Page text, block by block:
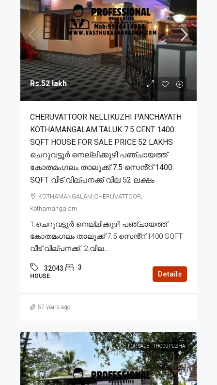
Rs.52 lakh
CHERUVATTOOR NELLIKUZHI PANCHAYATH
KOTHAMANGALAM TALUK 7.5 CENT 1400
SQFT HOUSE FOR SALE PRICE 52 LAKHS
ചെറുവട്ടൂർ നെല്ലിക്കുഴി പഞ്ചായത്ത്
കോതമംഗലം താലൂക്ക് 7.5 സെൻ്റ് 1400
SQFT വീട് വില്പനക്ക് വില 52 ലക്ഷം
KOTHAMANGALAM,CHERUVATTOOR,
Kothamangalam
1.ചെറുവട്ടൂർ നെല്ലിക്കുഴി പഞ്ചായത്ത്
കോതമംഗലം താലൂക്ക് 7.5 സെൻ്റ് 1400 SQFT
വീട് വില്പനക്ക്. 2.വില...
32043 3
HOUSE Details
57 years ago
FOR SALE THODUPUZHA